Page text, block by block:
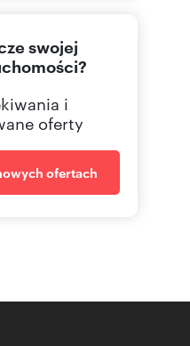
swojej
i
oferty
ofertach